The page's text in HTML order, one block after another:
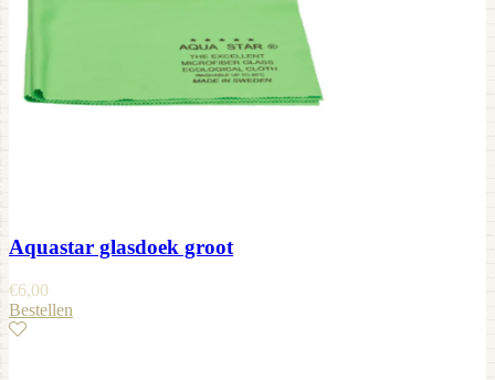
Aquastar glasdoek groot
€6,00
Bestellen